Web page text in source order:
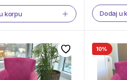
korpu Dodaj u
10%